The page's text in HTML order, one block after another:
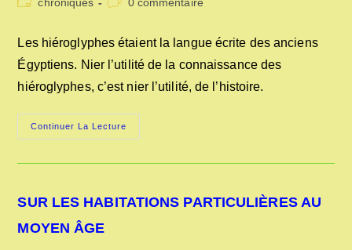
publication :
Les hiéroglyphes étaient la langue écrite des anciens
Égyptiens. Nier l’utilité de la connaissance des
hiéroglyphes, c’est nier l’utilité, de l’histoire.
Continuer La Lecture
HIÉROGLYPHES
SUR LES HABITATIONS PARTICULIÈRES AU
MOYEN ÂGE